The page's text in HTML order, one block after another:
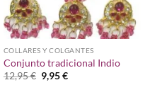
COLLARES Y COLGANTES
Conjunto tradicional Indio
12,95€ El
precio
9,95€El